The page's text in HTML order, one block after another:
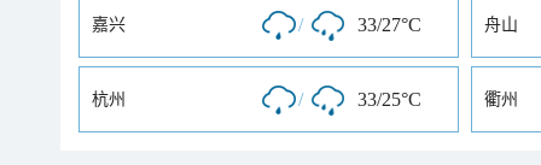
嘉兴 / 33/27°C 舟山
杭州 / 33/25°C 衢州